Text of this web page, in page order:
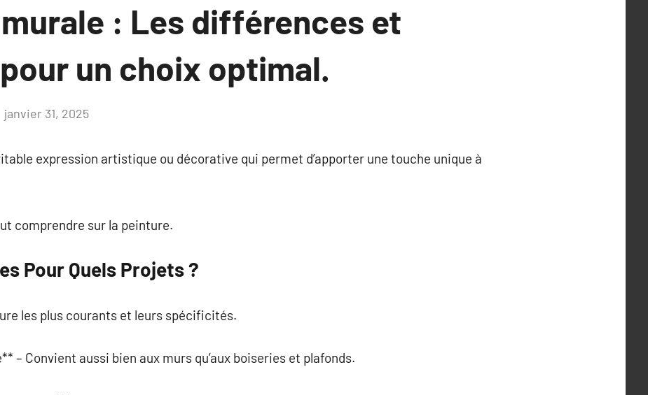
: Les différences et
un choix optimal.
janvier 31, 2025
expression artistique ou décorative qui permet d’apporter une touche unique à
comprendre sur la peinture.
Pour Quels Projets ?
les plus courants et leurs spécificités.
– Convient aussi bien aux murs qu’aux boiseries et plafonds.